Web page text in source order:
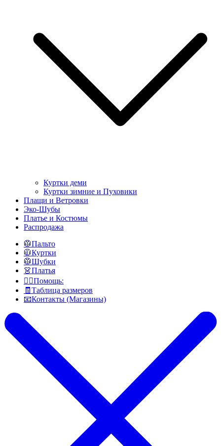
Куртки деми
Куртки зимние и Пуховики
Плащи и Ветровки
Эко-Шубы
Платье и Костюмы
Распродажа
🥼Пальто
🧥Куртки
🥼Шубки
👗Платья
👍🏻Помощь:
🧾Таблица размеров
📧Контакты (Магазины)